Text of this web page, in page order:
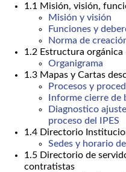
1.1 Misión, visión,
Misión y visión
Funciones y
Norma de
1.2 Estructura orgánica
Organigrama
1.3 Mapas y Cartas
Procesos y
Informe cierre de
Diagnostico
proceso del IPES
1.4 Directorio
Sedes y horario
1.5 Directorio de
contratistas